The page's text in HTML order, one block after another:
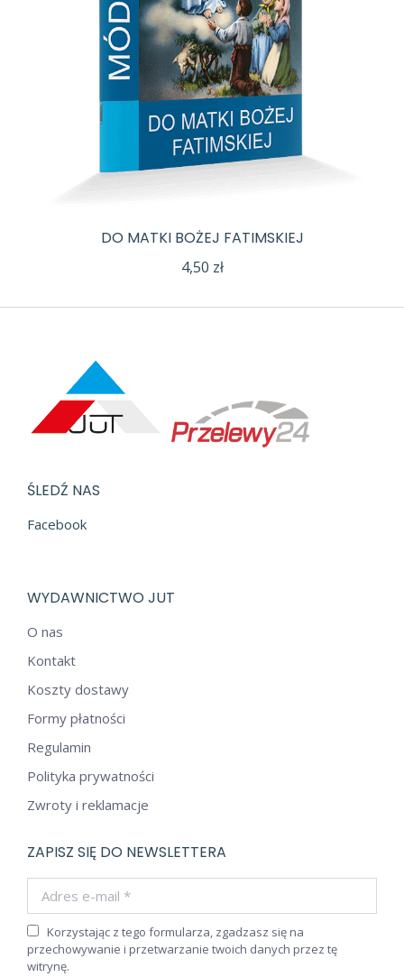
DO MATKI BOŻEJ FATIMSKIEJ
4,50 zł
ŚLEDŹ NAS
Facebook
WYDAWNICTWO JUT
O nas
Kontakt
Koszty dostawy
Formy płatności
Regulamin
Polityka prywatności
Zwroty i reklamacje
ZAPISZ SIĘ DO NEWSLETTERA
Korzystając z tego formularza, zgadzasz się na
przechowywanie i przetwarzanie twoich danych przez tę
witrynę.